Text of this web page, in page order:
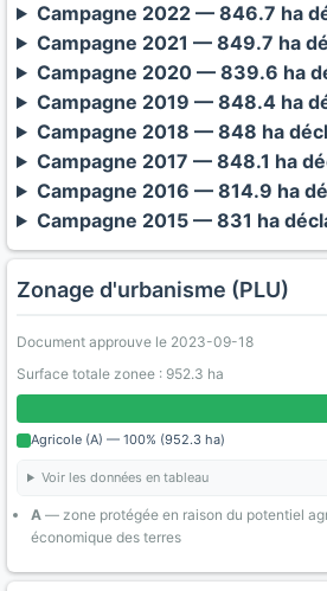
Campagne 2022 — 846.7 ha
Campagne 2021 — 849.7 ha
Campagne 2020 — 839.6 ha
Campagne 2019 — 848.4 ha
Campagne 2018 — 848 ha
Campagne 2017 — 848.1 ha
Campagne 2016 — 814.9 ha
Campagne 2015 — 831 ha
Zonage d'urbanisme (PLU)
Document approuve le 2023-09-18
Surface totale zonee : 952.3 ha
Agricole (A) — 100% (952.3 ha)
Voir les données en tableau
A — zone protégée en raison du potentiel
économique des terres